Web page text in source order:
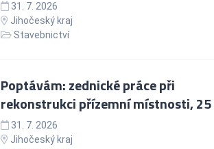
31. 7. 2026
Jihočeský kraj
Stavebnictví
Poptávám: zednické práce při
rekonstrukci přízemní místnosti, 25
31. 7. 2026
Jihočeský kraj